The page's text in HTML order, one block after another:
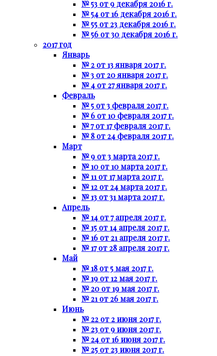
№ 53 от 9 декабря 2016 г.
№ 54 от 16 декабря 2016 г.
№ 55 от 23 декабря 2016 г.
№ 56 от 30 декабря 2016 г.
2017 год
Январь
№ 2 от 13 января 2017 г.
№ 3 от 20 января 2017 г.
№ 4 от 27 января 2017 г.
Февраль
№ 5 от 3 февраля 2017 г.
№ 6 от 10 февраля 2017 г.
№ 7 от 17 февраля 2017 г.
№ 8 от 24 февраля 2017 г.
Март
№ 9 от 3 марта 2017 г.
№ 10 от 10 марта 2017 г.
№ 11 от 17 марта 2017 г.
№ 12 от 24 марта 2017 г.
№ 13 от 31 марта 2017 г.
Апрель
№ 14 от 7 апреля 2017 г.
№ 15 от 14 апреля 2017 г.
№ 16 от 21 апреля 2017 г.
№ 17 от 28 апреля 2017 г.
Май
№ 18 от 5 мая 2017 г.
№ 19 от 12 мая 2017 г.
№ 20 от 19 мая 2017 г.
№ 21 от 26 мая 2017 г.
Июнь
№ 22 от 2 июня 2017 г.
№ 23 от 9 июня 2017 г.
№ 24 от 16 июня 2017 г.
№ 25 от 23 июня 2017 г.